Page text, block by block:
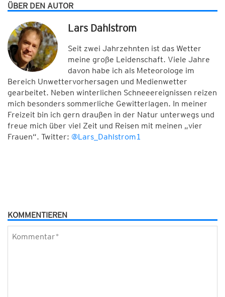
ÜBER DEN AUTOR
Lars Dahlstrom
Seit zwei Jahrzehnten ist das Wetter
meine große Leidenschaft. Viele Jahre
davon habe ich als Meteorologe im
Bereich Unwettervorhersagen und Medienwetter
gearbeitet. Neben winterlichen Schneeereignissen reizen
mich besonders sommerliche Gewitterlagen. In meiner
Freizeit bin ich gern draußen in der Natur unterwegs und
freue mich über viel Zeit und Reisen mit meinen „vier
Frauen“. Twitter: @Lars_Dahlstrom1
KOMMENTIEREN